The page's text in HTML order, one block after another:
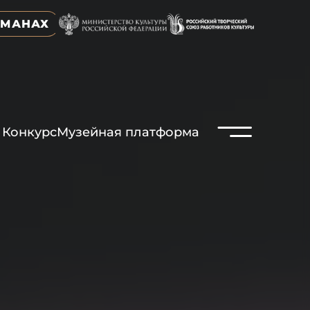
КонкурсМузейная платформа N